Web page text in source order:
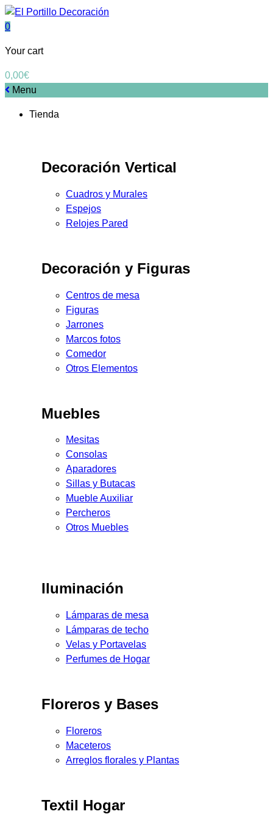
0
Your cart
0,00€
Menu
Tienda
Decoración Vertical
Cuadros y Murales
Espejos
Relojes Pared
Decoración y Figuras
Centros de mesa
Figuras
Jarrones
Marcos fotos
Comedor
Otros Elementos
Muebles
Mesitas
Consolas
Aparadores
Sillas y Butacas
Mueble Auxiliar
Percheros
Otros Muebles
Iluminación
Lámparas de mesa
Lámparas de techo
Velas y Portavelas
Perfumes de Hogar
Floreros y Bases
Floreros
Maceteros
Arreglos florales y Plantas
Textil Hogar